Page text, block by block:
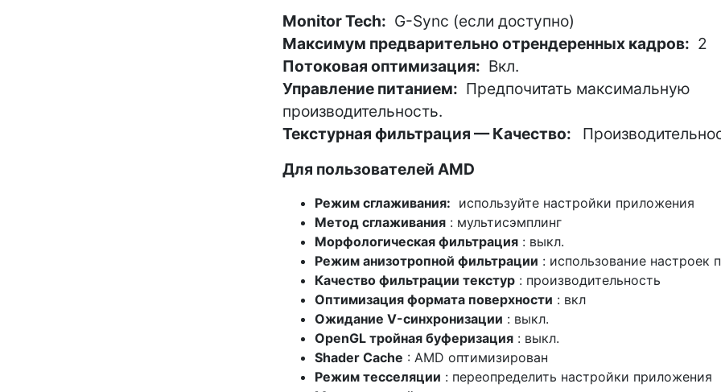
Monitor Tech: G-Sync (если доступно)
Максимум предварительно отрендеренных кадров: 2
Потоковая оптимизация: Вкл.
Управление питанием: Предпочитать максимальную
производительность.
Текстурная фильтрация — Качество:
Для пользователей AMD
Режим сглаживания: используйте настройки приложения
Метод сглаживания : мультисэмплинг
Морфологическая фильтрация : выкл.
Режим анизотропной фильтрации : использование настроек
Качество фильтрации текстур : производительность
Оптимизация формата поверхности : вкл
Ожидание V-синхронизации : выкл.
OpenGL тройная буферизация : выкл.
Shader Cache : AMD оптимизирован
Режим тесселяции : переопределить настройки приложения